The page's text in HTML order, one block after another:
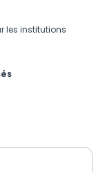
les institutions